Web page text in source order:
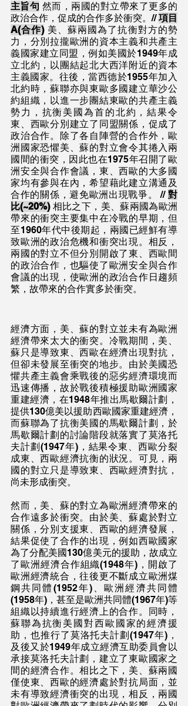
主旨句 然而，兩國的對立帶來了更多的
政治合作，促成的合作多於衝突。// 項目
A(合作) 美、蘇兩國為了抗衡對方的勢
力，分別拉攏歐洲的資本主義和共產主
義國家建立同盟，例如美國於1949年成
立北約，以團結起北大西洋附近的資本
主義國家。往後，當西德於1955年加入
北約時，蘇聯亦與東歐多國建立華沙公
約組織，以進一步團結東歐的共產主義
勢力，抗衡美國為首的北約，結果令
東、西歐分別建立了同盟關係，促成了
政治合作。除了各自陣營的合作外，歐
洲國家恐懼美、蘇的對立會令其捲入兩
國間的衝突，因此也在1975年召開了歐
洲安全與合作會議，東、西歐的大多國
家均有參與在內，希望藉此建立溝通及
合作的關係，避免歐洲出現戰爭。 // 對
比(~20%) 相比之下，美、蘇兩國為歐洲
帶來的衝突主要集中在冷戰的早期，但
至1960年代中後期起，兩國已經鮮有導
致歐洲的政治危機和衝突出現。相反，
兩國的對立不但分別開啟了東、西歐間
的政治合作，也驅使了歐洲安全與合作
會議的出現，使歐洲的政治合作日趨頻
繁，故帶來的合作實多於衝突。
經濟方面，美、蘇的對立並未有為歐洲
經濟帶來太大的衝突。冷戰期間，美、
蘇只是導致東、西歐在經濟出現對抗，
但卻未發展至衝突的地步。由於美國恐
懼共產主義會乘戰後的惡劣經濟環境而
迅速傳播，故於戰後積極援助歐洲國家
重建經濟，在1948年推出馬歇爾計劃，
提供130億美以援助西歐國家重建經濟，
而蘇聯為了抗衡美國的馬歇爾計劃，於
馬歇爾計劃的討論階段就落實了莫洛托
夫計劃(1947年)，結果令東、西歐分裂
成東、西歐經濟抗衡的狀況。可見，兩
國的對立只是導致東、西歐經濟對抗，
尚未形成衝突。
然而，美、蘇的對立為歐洲經濟帶來的
合作遠多於衝突。由於美、蘇處於對立
關係，分別支援東、西歐的經濟發展，
結果促使了合作的出現，例如西歐國家
為了分配美國130億美元的援助，故成立
了歐洲經濟合作組織(1948年)，開啟了
歐洲經濟統合，往後更不斷成立歐洲煤
鋼共同體(1952年)、歐洲經濟共同體
(1958年)，甚至是歐洲共同體(1967年)等
組織以持續進行經濟上的合作。同時，
蘇聯為抗衡美國對西歐國家的經濟援
助，也推行了莫洛托夫計劃(1947年)，
及後又於1949年成立經濟互助委員會以
承接莫洛托夫計劃，建立了東歐國家之
間的經濟合作。相比之下，美、蘇兩國
僅使東、西歐的經濟處於對抗局面，並
未有導致經濟衝突的出現，相反，兩國